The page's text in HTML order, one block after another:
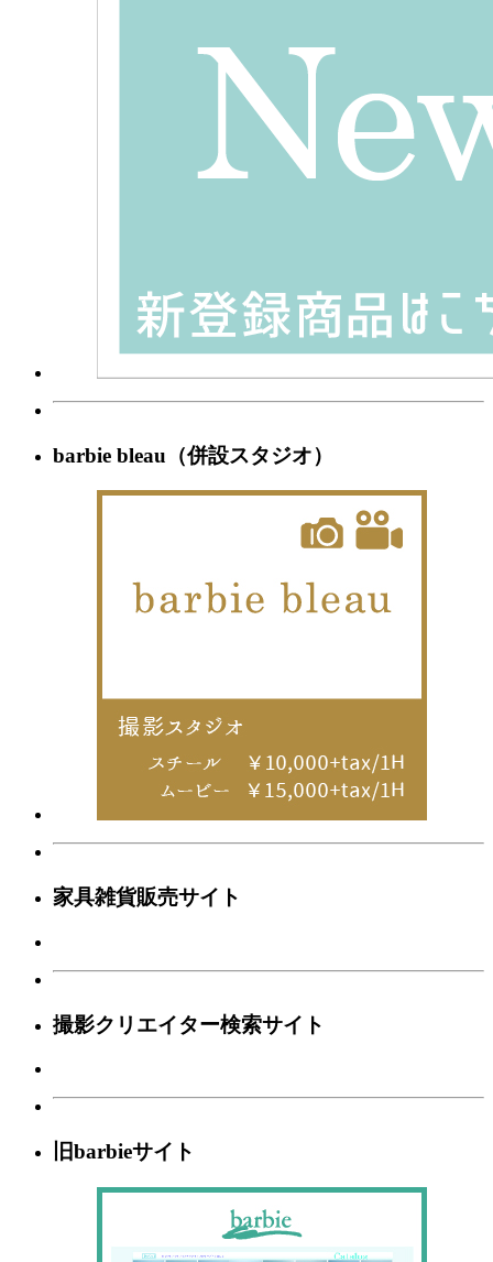
barbie bleau（併設スタジオ）
家具雑貨販売サイト
撮影クリエイター検索サイト
旧barbieサイト